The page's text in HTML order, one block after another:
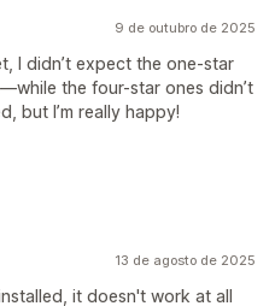
9 de outubro de 2025
I didn’t expect the one-star
the four-star ones didn’t
but I’m really happy!
13 de agosto de 2025
it doesn't work at all